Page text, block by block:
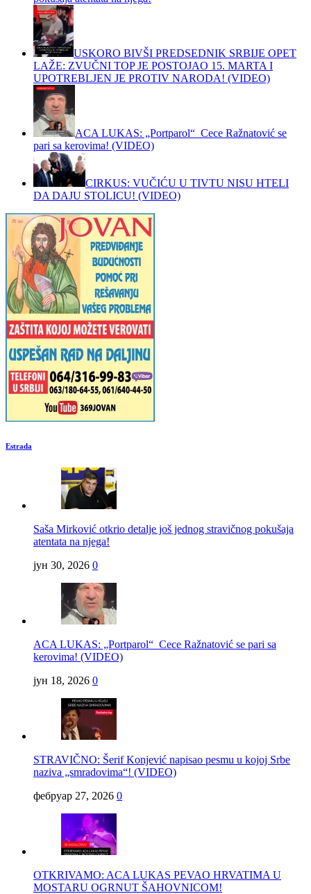
USKORO BIVŠI PREDSEDNIK SRBIJE OPET
LAŽE: ZVUČNI TOP JE POSTOJAO 15. MARTA I
UPOTREBLJEN JE PROTIV NARODA! (VIDEO)
ACA LUKAS: „Portparol“ Cece Ražnatović se
pari sa kerovima! (VIDEO)
CIRKUS: VUČIĆU U TIVTU NISU HTELI
DA DAJU STOLICU! (VIDEO)
Estrada
Saša Mirković otkrio detalje još jednog stravičnog pokušaja
atentata na njega!
јун 30, 2026 0
ACA LUKAS: „Portparol“ Cece Ražnatović se pari sa
kerovima! (VIDEO)
јун 18, 2026 0
STRAVIČNO: Šerif Konjević napisao pesmu u kojoj Srbe
naziva „smradovima“! (VIDEO)
фебруар 27, 2026 0
OTKRIVAMO: ACA LUKAS PEVAO HRVATIMA U
MOSTARU OGRNUT ŠAHOVNICOM!